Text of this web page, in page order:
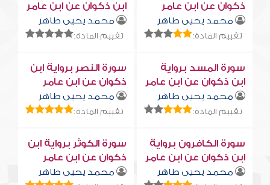
ذكوان عن ابن عامر
محمد يحيى طاهر
تقييم المادة:
ابن ذكوان عن ابن عامر
محمد يحيى طاهر
تقييم المادة:
سورة المسد برواية
ابن ذكوان عن ابن عامر
محمد يحيى طاهر
تقييم المادة:
سورة النصر برواية ابن
ذكوان عن ابن عامر
محمد يحيى طاهر
تقييم المادة:
سورة الكافرون برواية
ابن ذكوان عن ابن عامر
محمد يحيى طاهر
سورة الكوثر برواية ابن
ذكوان عن ابن عامر
محمد يحيى طاهر